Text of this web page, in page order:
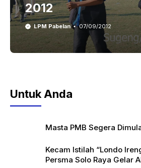
2012
LPM Pabelan 07/09/2012
Untuk Anda
Masta PMB Segera
Kecam Istilah “Londo
Persma Solo Raya Gelar